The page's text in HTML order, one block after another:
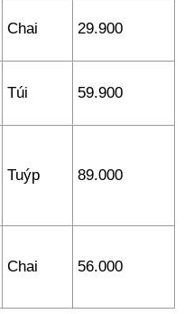
Chai 29.900
Túi 59.900
Tuýp 89.000
Chai 56.000